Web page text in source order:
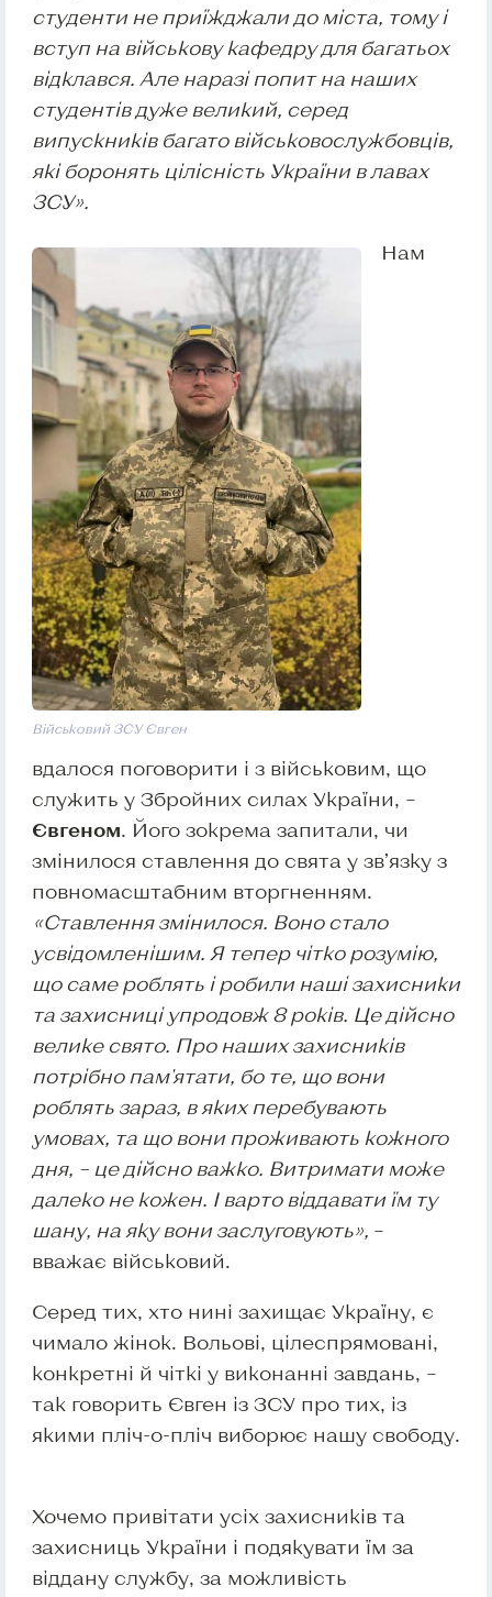
студенти не приїжджали до міста, тому і
вступ на військову кафедру для багатьох
відклався. Але наразі попит на наших
студентів дуже великий, серед
випускників багато військовослужбовців,
які боронять цілісність України в лавах
ЗСУ».
Військовий ЗСУ Євген
Нам
вдалося поговорити і з військовим, що
служить у Збройних силах України, –
Євгеном. Його зокрема запитали, чи
змінилося ставлення до свята у зв’язку з
повномасштабним вторгненням.
«Ставлення змінилося. Воно стало
усвідомленішим. Я тепер чітко розумію,
що саме роблять і робили наші захисники
та захисниці упродовж 8 років. Це дійсно
велике свято. Про наших захисників
потрібно пам'ятати, бо те, що вони
роблять зараз, в яких перебувають
умовах, та що вони проживають кожного
дня, – це дійсно важко. Витримати може
далеко не кожен. І варто віддавати їм ту
шану, на яку вони заслуговують», –
вважає військовий.
Серед тих, хто нині захищає Україну, є
чимало жінок. Вольові, цілеспрямовані,
конкретні й чіткі у виконанні завдань, –
так говорить Євген із ЗСУ про тих, із
якими пліч-о-пліч виборює нашу свободу.
Хочемо привітати усіх захисників та
захисниць України і подякувати їм за
віддану службу, за можливість